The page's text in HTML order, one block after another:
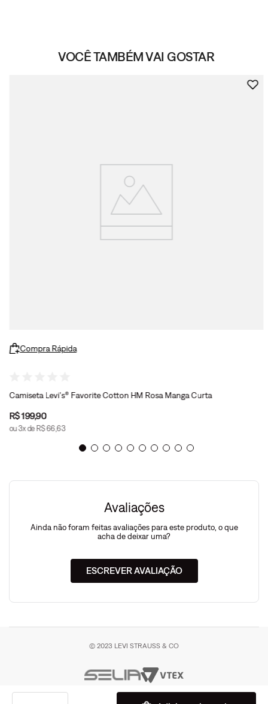
VOCÊ TAMBÉM VAI GOSTAR
Compra Rápida
Camiseta Levi's® Favorite Cotton HM Rosa Manga Curta
R$199,90
ou3x de R$66,63
Avaliações
Ainda não foram feitas avaliações para este produto, o que
acha de deixar uma?
ESCREVER AVALIAÇÃO
© 2023 LEVI STRAUSS & CO